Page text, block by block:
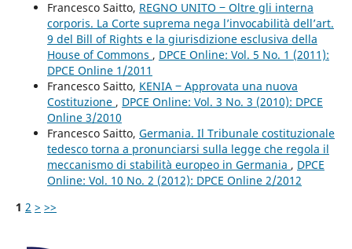
Francesco Saitto, REGNO UNITO ‒ Oltre gli interna
corporis. La Corte suprema nega l’invocabilità dell’art.
9 del Bill of Rights e la giurisdizione esclusiva della
House of Commons , DPCE Online: Vol. 5 No. 1 (2011):
DPCE Online 1/2011
Francesco Saitto, KENIA ‒ Approvata una nuova
Costituzione , DPCE Online: Vol. 3 No. 3 (2010): DPCE
Online 3/2010
Francesco Saitto, Germania. Il Tribunale costituzionale
tedesco torna a pronunciarsi sulla legge che regola il
meccanismo di stabilità europeo in Germania , DPCE
Online: Vol. 10 No. 2 (2012): DPCE Online 2/2012
1 2 > >>